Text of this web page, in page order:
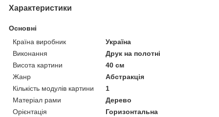
Характеристики
Основні
Країна виробник
Україна
Виконання
Друк на полотні
Висота картини
40 см
Жанр
Абстракція
Кількість модулів картини
1
Матеріал рами
Дерево
Орієнтація
Горизонтальна